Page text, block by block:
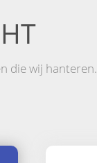
die wij hanteren.